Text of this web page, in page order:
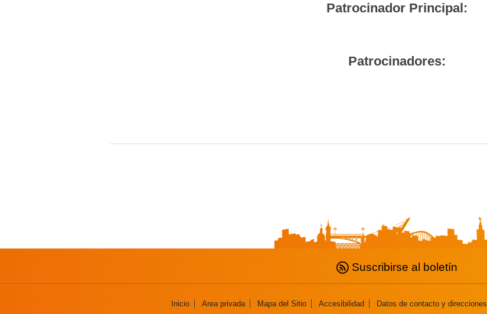
Patrocinador Principal:
Patrocinadores:
Suscribirse al boletín
Inicio Area privada Mapa del Sitio Accesibilidad Datos de contacto y direcciones